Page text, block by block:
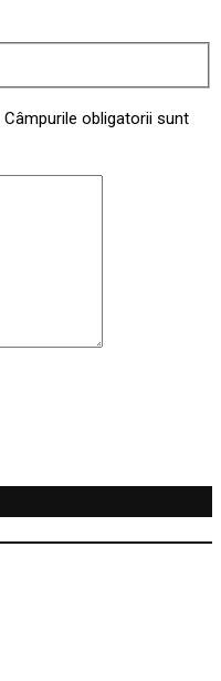
Câmpurile obligatorii sunt